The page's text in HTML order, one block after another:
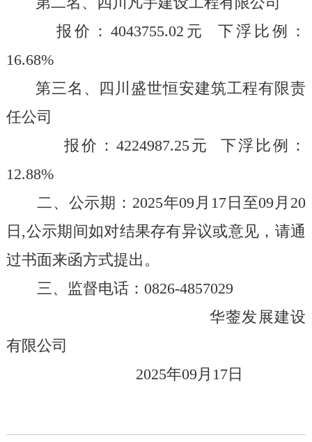
报价： 4043755.02 元
下浮比例：
16.68%
第三名、 四川盛世恒安建筑工程有限责
任公司
报价： 4224987.25 元
下浮比例：
12.88%
二、公示期： 2025年09 月 17日至09 月 20
日 ,公示期间如对结果存有异议或意见，请通
过书面来函方式提出。
三、监督电话： 0826-4857029
华蓥发展建设
有限公司
2025年09 月 17日